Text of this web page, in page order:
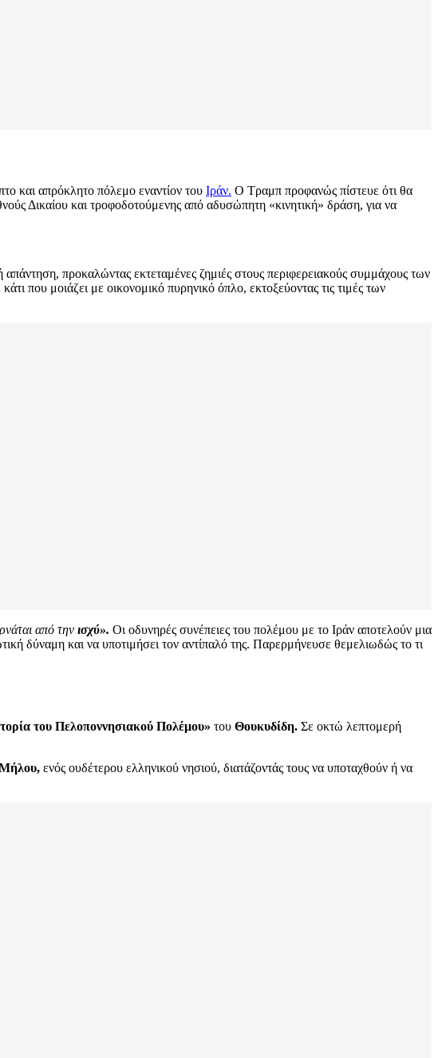
και απρόκλητο πόλεμο εναντίον του Ιράν. Ο Τραμπ προφανώς πίστευε ότι θα
Δικαίου και τροφοδοτούμενης από αδυσώπητη «κινητική» δράση, για να
προκαλώντας εκτεταμένες ζημιές στους περιφερειακούς συμμάχους των
που μοιάζει με οικονομικό πυρηνικό όπλο, εκτοξεύοντας τις τιμές των
από την ισχύ». Οι οδυνηρές συνέπειες του πολέμου με το Ιράν αποτελούν μια
δύναμη και να υποτιμήσει τον αντίπαλό της. Παρερμήνευσε θεμελιωδώς το τι
του Πελοποννησιακού Πολέμου» του Θουκυδίδη. Σε οκτώ λεπτομερή
ενός ουδέτερου ελληνικού νησιού, διατάζοντάς τους να υποταχθούν ή να